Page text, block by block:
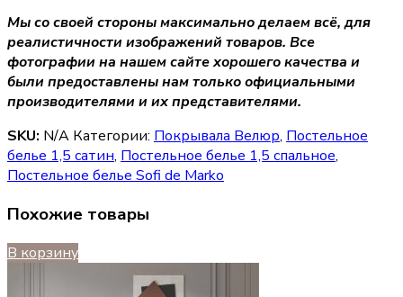
Мы со своей стороны максимально делаем всё, для
реалистичности изображений товаров. Все
фотографии на нашем сайте хорошего качества и
были предоставлены нам только официальными
производителями и их представителями.
SKU: N/A Категории: Покрывала Велюр, Постельное
белье 1,5 сатин, Постельное белье 1,5 спальное,
Постельное белье Sofi de Marko
Похожие товары
В корзину